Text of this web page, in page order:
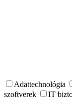
Adattechnológia
szoftverek
IT